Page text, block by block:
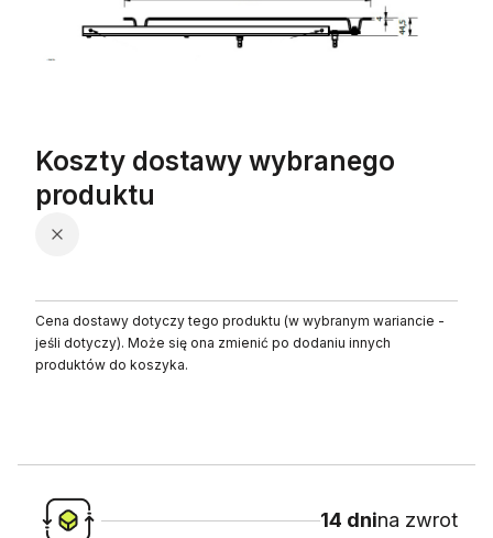
Koszty dostawy wybranego
produktu
Cena dostawy dotyczy tego produktu (w wybranym wariancie -
jeśli dotyczy). Może się ona zmienić po dodaniu innych
produktów do koszyka.
14 dnina zwrot